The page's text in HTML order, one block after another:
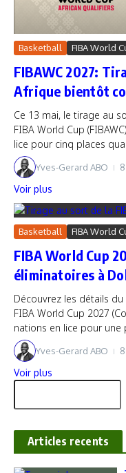
Basketball FIBA World
FIBAWC 2027:
Afrique bientôt
Ce 13 mai, le tirage au
FIBA World Cup
lice pour cinq places
Yves-Gerard ABO
Voir plus
Basketball FIBA World
FIBA World Cup
éliminatoires à
Découvrez les détails
FIBA World Cup 2027
nations en lice pour une
Yves-Gerard ABO
Voir plus
Articles recents